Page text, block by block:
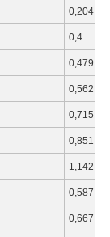
0,204
0,4
0,479
0,562
0,715
0,851
1,142
0,587
0,667